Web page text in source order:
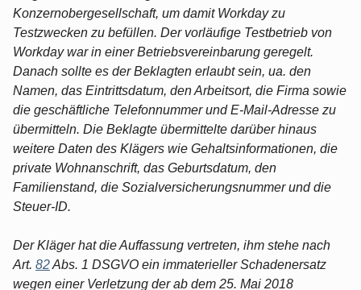
Konzernobergesellschaft, um damit Workday zu
Testzwecken zu befüllen. Der vorläufige Testbetrieb von
Workday war in einer Betriebsvereinbarung geregelt.
Danach sollte es der Beklagten erlaubt sein, ua. den
Namen, das Eintrittsdatum, den Arbeitsort, die Firma sowie
die geschäftliche Telefonnummer und E-Mail-Adresse zu
übermitteln. Die Beklagte übermittelte darüber hinaus
weitere Daten des Klägers wie Gehaltsinformationen, die
private Wohnanschrift, das Geburtsdatum, den
Familienstand, die Sozialversicherungsnummer und die
Steuer-ID.
Der Kläger hat die Auffassung vertreten, ihm stehe nach
Art. 82Abs. 1 DSGVO ein immaterieller Schadenersatz
wegen einer Verletzung der ab dem 25. Mai 2018